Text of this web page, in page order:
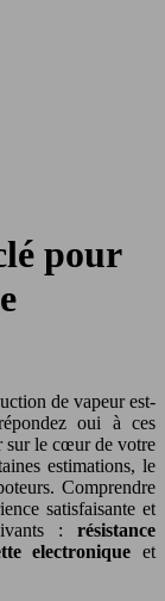
pour
de vapeur est-
oui à ces
sur le cœur de votre
estimations, le
Comprendre
satisfaisante et
: résistance
electroniqueet